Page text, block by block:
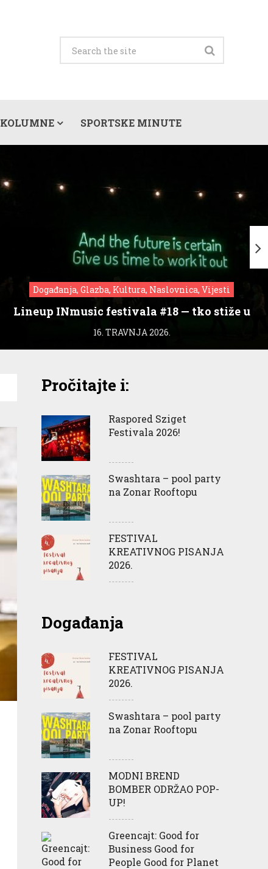
KOLUMNE SPORTSKE MINUTE
Događanja, Glazba, Kultura, Naslovnica, Vijesti
Lineup INmusic festivala #18 — tko stiže u
Zagreb?
16. TRAVNJA 2026.
Pročitajte i:
Raspored Sziget
Festivala 2026!
Swashtara – pool party
na Zonar Rooftopu
FESTIVAL
KREATIVNOG PISANJA
2026.
Događanja
FESTIVAL
KREATIVNOG PISANJA
2026.
Swashtara – pool party
na Zonar Rooftopu
MODNI BREND
BOMBER ODRŽAO POP-
UP!
Greencajt: Good for
Business Good for
People Good for Planet